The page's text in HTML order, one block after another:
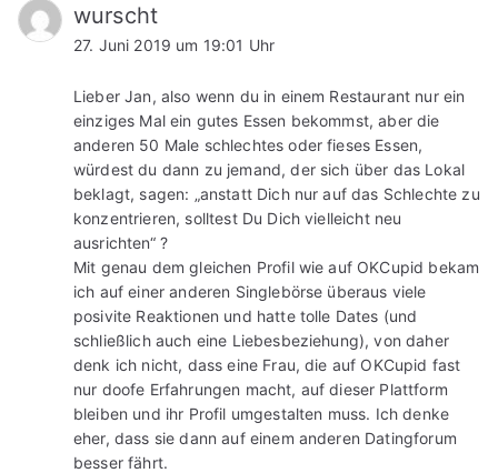
wurscht
27. Juni 2019 um 19:01 Uhr
Lieber Jan, also wenn du in einem Restaurant nur ein
einziges Mal ein gutes Essen bekommst, aber die
anderen 50 Male schlechtes oder fieses Essen,
würdest du dann zu jemand, der sich über das Lokal
beklagt, sagen: „anstatt Dich nur auf das Schlechte zu
konzentrieren, solltest Du Dich vielleicht neu
ausrichten“ ?
Mit genau dem gleichen Profil wie auf OKCupid bekam
ich auf einer anderen Singlebörse überaus viele
posivite Reaktionen und hatte tolle Dates (und
schließlich auch eine Liebesbeziehung), von daher
denk ich nicht, dass eine Frau, die auf OKCupid fast
nur doofe Erfahrungen macht, auf dieser Plattform
bleiben und ihr Profil umgestalten muss. Ich denke
eher, dass sie dann auf einem anderen Datingforum
besser fährt.